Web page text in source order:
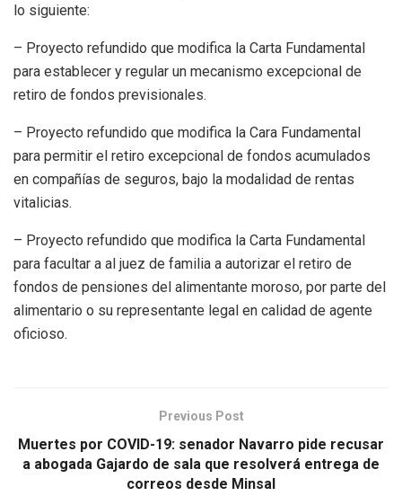
lo siguiente:
– Proyecto refundido que modifica la Carta Fundamental
para establecer y regular un mecanismo excepcional de
retiro de fondos previsionales.
– Proyecto refundido que modifica la Cara Fundamental
para permitir el retiro excepcional de fondos acumulados
en compañías de seguros, bajo la modalidad de rentas
vitalicias.
– Proyecto refundido que modifica la Carta Fundamental
para facultar a al juez de familia a autorizar el retiro de
fondos de pensiones del alimentante moroso, por parte del
alimentario o su representante legal en calidad de agente
oficioso.
Previous Post
Muertes por COVID-19: senador Navarro pide recusar
a abogada Gajardo de sala que resolverá entrega de
correos desde Minsal